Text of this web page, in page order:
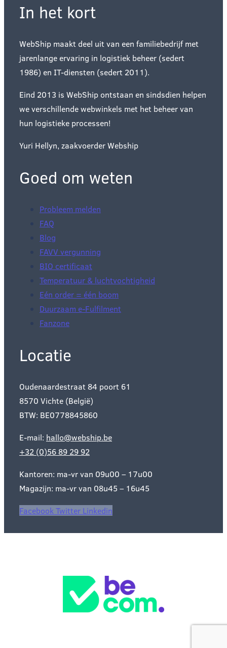
In het kort
WebShip maakt deel uit van een familiebedrijf met
jarenlange ervaring in logistiek beheer (sedert
1986) en IT-diensten (sedert 2011).
Eind 2013 is WebShip ontstaan en sindsdien helpen
we verschillende webwinkels met het beheer van
hun logistieke processen!
Yuri Hellyn, zaakvoerder Webship
Goed om weten
Probleem melden
FAQ
Blog
FAVV vergunning
BIO certificaat
Temperatuur & luchtvochtigheid
Eén order = één boom
Duurzaam e-Fulfilment
Fanzone
Locatie
Oudenaardestraat 84 poort 61
8570 Vichte (België)
BTW: BE0778845860
E-mail: hallo@webship.be
+32 (0)56 89 29 92
Kantoren: ma-vr van 09u00 – 17u00
Magazijn: ma-vr van 08u45 – 16u45
FacebookTwitter Linkedin